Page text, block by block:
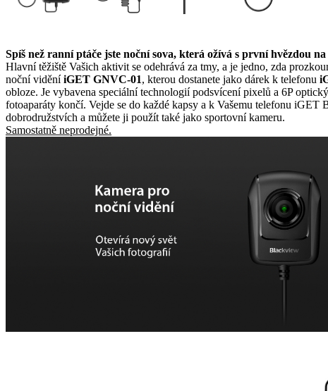
Spíš než ranní ptáče jste noční sova, která ožívá s první hvězdou na
Hlavní těžiště Vašich aktivit se odehrává za tmy, a je jedno, zda
noční viděníiGET GNVC-01, kterou dostanete jako dárek k telefonu
obloze. Je vybavena speciální technologií podsvícení pixelů a 6P
fotoaparáty končí. Vejde se do každé kapsy a k Vašemu telefonu
dobrodružstvích a můžete ji použít také jako sportovní kameru.
Samostatně neprodejné.